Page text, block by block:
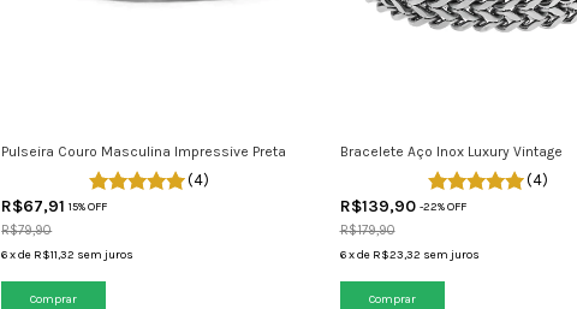
Pulseira Couro Masculina Impressive Preta
(4)
R$67,9115% OFF
R$79,90
6xde R$11,32 sem juros
Comprar
Bracelete Aço Inox Luxury Vintage
(4)
R$139,90 -22% OFF
R$179,90
6 xde R$23,32 sem juros